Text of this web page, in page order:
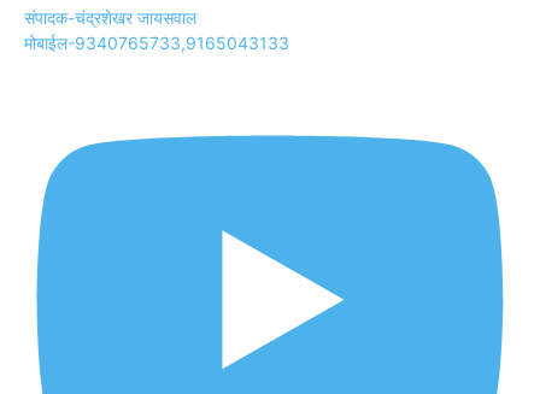
संपादक-चंद्रशेखर जायसवाल
मोबाईल-9340765733,9165043133